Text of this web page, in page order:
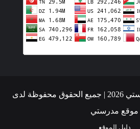
Copyright © موقع مدرستي 2026 | جميع الحقوق محفوظة لدى
موقع مدرستي
دليل الموقع